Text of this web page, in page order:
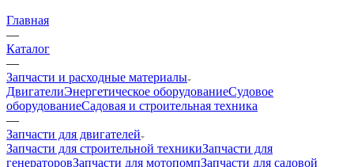
Главная
—
Каталог
—
Запчасти и расходные материалы
ДвигателиЭнергетическое оборудованиеСудовое
оборудованиеСадовая и строительная техника
—
Запчасти для двигателей
Запчасти для строительной техникиЗапчасти для
генераторовЗапчасти для мотопомпЗапчасти для садовой